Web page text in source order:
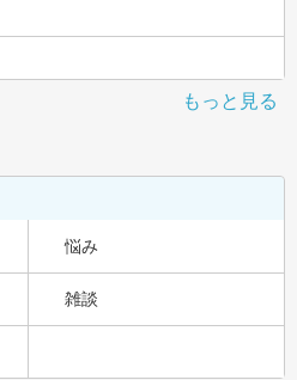
もっと見る
悩み
雑談